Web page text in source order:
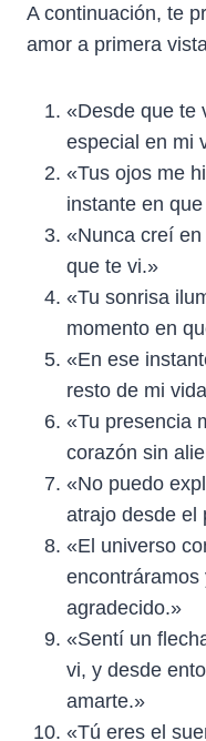
A continuación, te
amor a primera
«Desde que te
especial en mi
«Tus ojos me
instante en
«Nunca creí
que te vi.»
«Tu sonrisa
momento en
«En ese
resto de mi
«Tu presencia
corazón sin
«No puedo
atrajo desde el
«El universo
encontráramos
agradecido.»
«Sentí un
vi, y desde
amarte.»
«Tú eres el